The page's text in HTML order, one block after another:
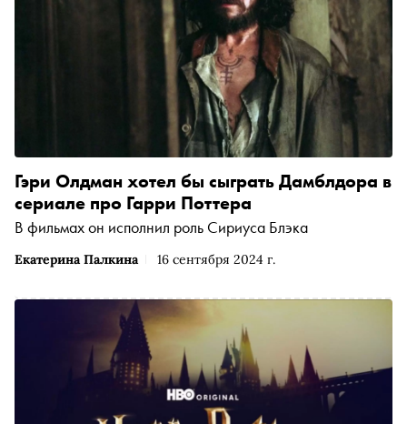
Екатерина Палкина 16 сентября 2024 г.
Гэри Олдман хотел бы сыграть Дамблдора в
сериале про Гарри Поттера
В фильмах он исполнил роль Сириуса Блэка